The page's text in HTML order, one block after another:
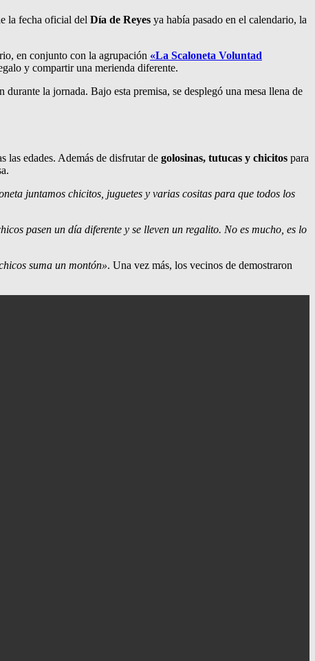
la fecha oficial del Día de Reyes ya había pasado en el calendario, la
en conjunto con la agrupación «La Scaloneta Voluntad
y compartir una merienda diferente.
durante la jornada. Bajo esta premisa, se desplegó una mesa llena de
las edades. Además de disfrutar de golosinas, tutucas y chicitos para
juntamos chicitos, juguetes y varias cositas para que todos los
pasen un día diferente y se lleven un regalito. No es mucho, es lo
suma un montón». Una vez más, los vecinos de demostraron